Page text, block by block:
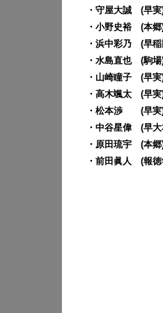
・守屋大誠 (早
・小野史裕 (本
・浜中彩乃 (早
・水島直也 (駒
・山崎瞳子 (早
・高木颯太 (早
・松本渉 (早実
・中谷星偉 (早
・原田琉宇 (本
・前田眞人 (報